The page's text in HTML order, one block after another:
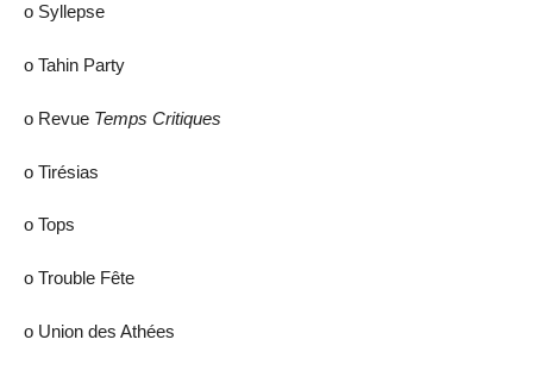
ο Syllepse
ο Tahin Party
ο Revue Temps Critiques
ο Tirésias
ο Tops
ο Trouble Fête
ο Union des Athées